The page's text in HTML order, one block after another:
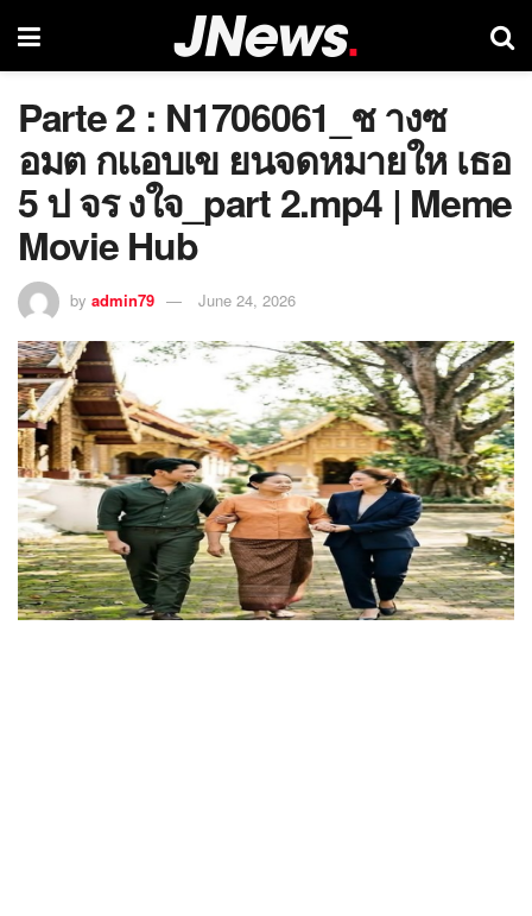
Parte 2 : N1706061_ช างซ
อมต กแอบเข ยนจดหมายให เธอ
5 ป จร งใจ_part 2.mp4 | Meme
Movie Hub
by admin79 June 24, 2026